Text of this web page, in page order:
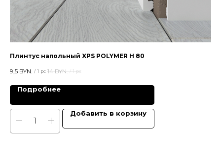
Плинтус напольный XPS POLYMER Н 80
9,5 BYN. / 1 pc 14 BYN. / 1 pc
Подробнее
Добавить в корзину